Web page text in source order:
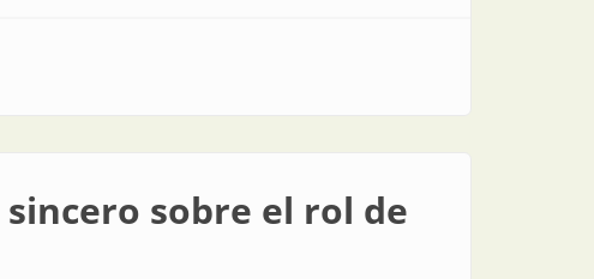
sobre el rol de